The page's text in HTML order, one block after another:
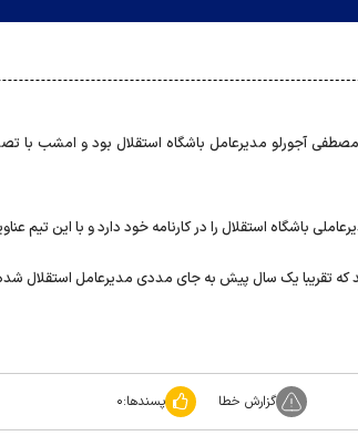
مصطفی آجورلو مدیرعامل باشگاه استقلال بود و امشب با
باشگاه استقلال را در کارنامه خود دارد و با این
که تقریبا یک سال پیش به جای مددی مدیرعامل استقلال
گزارش خطا پسندها:۰